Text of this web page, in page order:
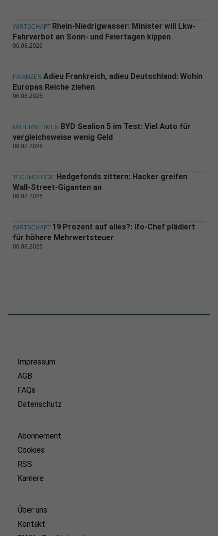
WIRTSCHAFT Rhein-Niedrigwasser: Minister will Lkw-
Fahrverbot an Sonn- und Feiertagen kippen
06.08.2026
FINANZEN Adieu Frankreich, adieu Deutschland: Wohin
Europas Reiche ziehen
06.08.2026
UNTERNEHMEN BYD Sealion 5 im Test: Viel Auto für
vergleichsweise wenig Geld
06.08.2026
TECHNOLOGIE Hedgefonds zittern: Hacker greifen
Wall-Street-Giganten an
06.08.2026
WIRTSCHAFT 19 Prozent auf alles?: Ifo-Chef plädiert
für höhere Mehrwertsteuer
06.08.2026
Impressum
AGB
FAQs
Datenschutz
Abonnement
Cookies
RSS
Karriere
Über uns
Kontakt